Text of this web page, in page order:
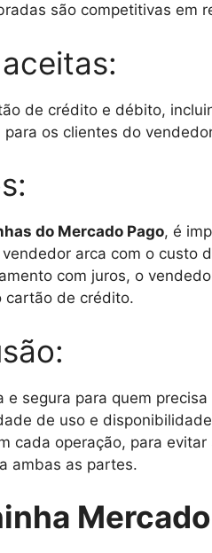
são competitivas em
de crédito e débito,
os clientes do
do Mercado Pago, é
arca com o custo
com juros, o
cartão de crédito.
segura para quem
de uso e
operação, para
ambas as partes.